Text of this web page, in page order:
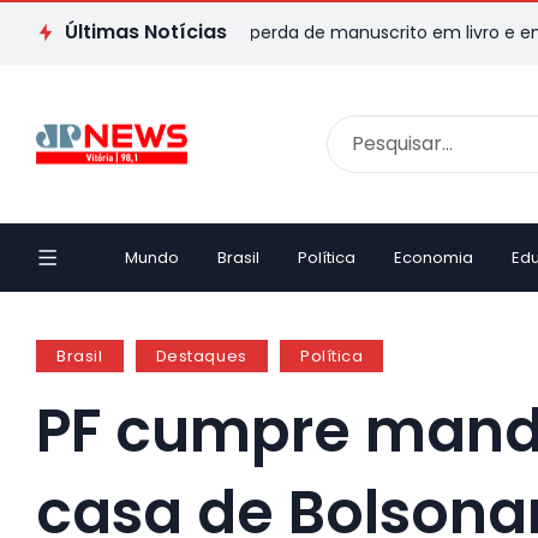
Últimas Notícias
transforma perda de manuscrito em livro e emociona
Mundo Brasil Política Economia
Brasil Destaques Política
PF cumpre
casa de